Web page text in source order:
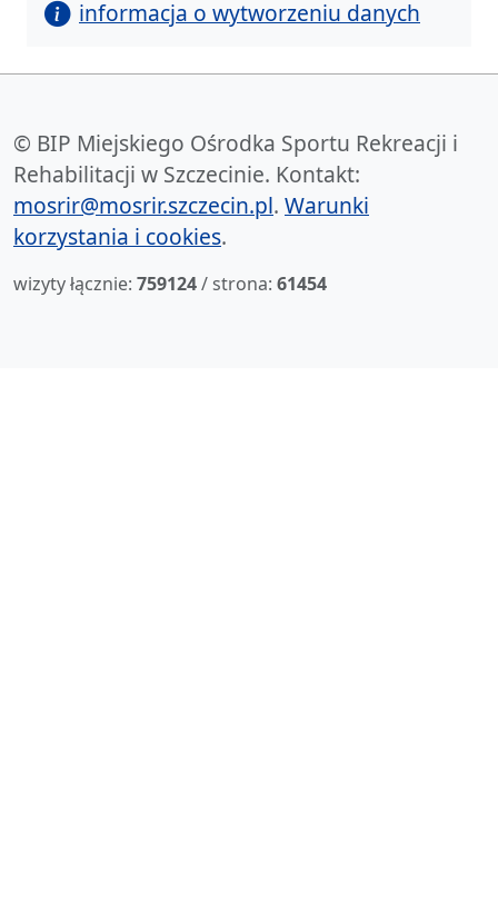
informacja o wytworzeniu danych
© BIP Miejskiego Ośrodka Sportu Rekreacji i
Rehabilitacji w Szczecinie. Kontakt:
mosrir@mosrir.szczecin.pl. Warunki
korzystania i cookies.
wizyty łącznie: 759124/ strona: 61454